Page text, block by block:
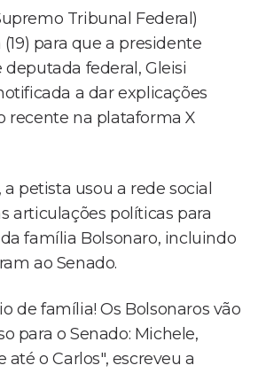
Tribunal Federal)
para que a presidente
deputada federal, Gleisi
a dar explicações
recente na plataforma X
a petista usou a rede social
articulações políticas para
família Bolsonaro, incluindo
ao Senado.
de família! Os Bolsonaros vão
para o Senado: Michele,
até o Carlos", escreveu a